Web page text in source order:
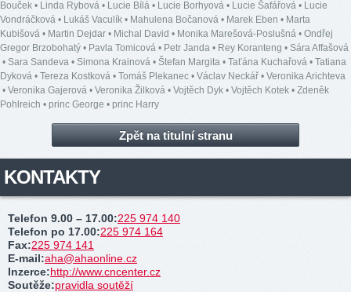
Bouček • Linda Rybová • Lucie Bílá • Lucie Borhyová • Lucie Šafářová • Lucie
Vondráčková • Lukáš Vaculík • Mahulena Bočanová • Marek Eben • Marta
Kubišová • Martin Dejdar • Michal David • Monika Marešová-Poslušná • Ondřej
Gregor Brzobohatý • Pavla Tomicová • Petr Janda • Rey Koranteng • Sára Affašová
• Sara Sandeva • Simona Krainová • Štefan Margita • Taťána Kuchařová • Tatiana
Dyková • Tereza Kostková • Tomáš Plekanec • Václav Neckář • Veronika Arichteva
• Veronika Gajerová • Veronika Žilková • Vojtěch Dyk • Vojtěch Kotek • Zdeněk
Pohlreich • princ George • princ Harry
Zpět na titulní stranu
KONTAKTY
Telefon 9.00 – 17.00:225 974 140
Telefon po 17.00:225 974 164
Fax:225 974 141
E-mail:aha@ahaonline.cz
Inzerce:http://www.cncenter.cz
Soutěže:pravidla soutěží